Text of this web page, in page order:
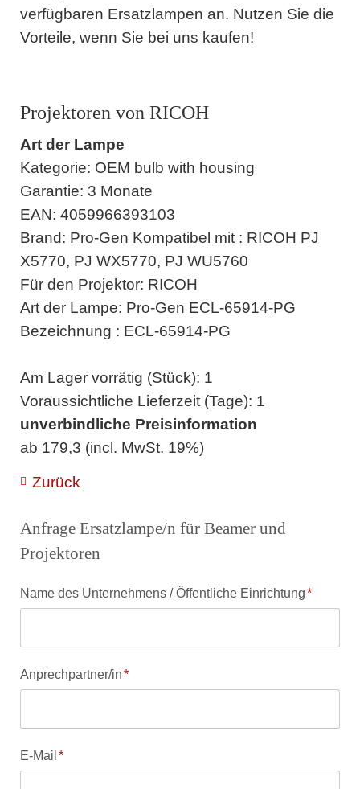
verfügbaren Ersatzlampen an. Nutzen Sie die
Vorteile, wenn Sie bei uns kaufen!
Projektoren von RICOH
Art der Lampe
Kategorie: OEM bulb with housing
Garantie: 3 Monate
EAN: 4059966393103
Brand: Pro-Gen Kompatibel mit : RICOH PJ
X5770, PJ WX5770, PJ WU5760
Für den Projektor: RICOH
Art der Lampe: Pro-Gen ECL-65914-PG
Bezeichnung : ECL-65914-PG
Am Lager vorrätig (Stück): 1
Voraussichtliche Lieferzeit (Tage): 1
unverbindliche Preisinformation
ab 179,3 (incl. MwSt. 19%)
Zurück
Anfrage Ersatzlampe/n für Beamer und
Projektoren
Pflichtfeld
Name des Unternehmens / Öffentliche Einrichtung*
Pflichtfeld
Anprechpartner/in*
Pflichtfeld
E-Mail*